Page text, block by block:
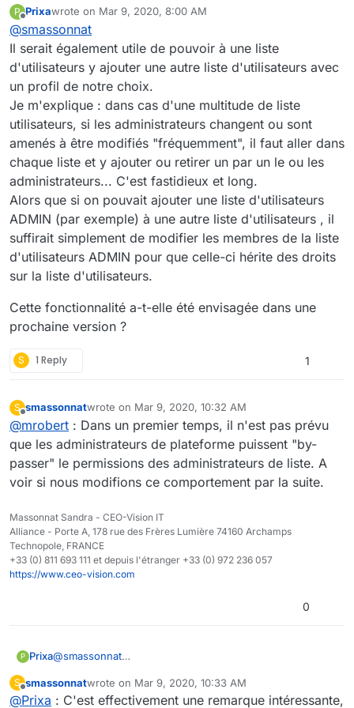
fonctionnalité est prévue pour la version 3.8.
Pour l'aspect fonctionnel :
Il sera impossible de supprimer une liste
d'utilisateur si elle est membre d'au moins un
espace. Il faudra alors la retirer de l'espace en
question avant de pouvoir la supprimer.
Nous avons également une réflexion en interne
sur la nécessité (ou pas) de proposer aux
administrateurs de plateforme la possibilité de
restaurer des listes d'utilisateurs supprimées.
L'objectif serait d'anticiper les éventuelles erreurs,
malgré la mise en place d'une popup de demande
de confirmation.
Cela aura un impact sur la façon dont sera géré le
mécanisme de suppression.
Si tu as un avis/retour du terrain sur le sujet,
n'hésite pas à nous en faire part.
Bonne journée.
P Prixawrote on Mar 9, 2020, 8:00 AM
last edited by
@smassonnat
Il serait également utile de pouvoir à une liste
d'utilisateurs y ajouter une autre liste d'utilisateurs avec
un profil de notre choix.
Je m'explique : dans cas d'une multitude de liste
utilisateurs, si les administrateurs changent ou sont
amenés à être modifiés "fréquemment", il faut aller dans
chaque liste et y ajouter ou retirer un par un le ou les
administrateurs... C'est fastidieux et long.
Alors que si on pouvait ajouter une liste d'utilisateurs
ADMIN (par exemple) à une autre liste d'utilisateurs , il
suffirait simplement de modifier les membres de la liste
d'utilisateurs ADMIN pour que celle-ci hérite des droits
sur la liste d'utilisateurs.
Cette fonctionnalité a-t-elle été envisagée dans une
prochaine version ?
S 1 Reply 1
S
Offline
smassonnatwrote on Mar 9, 2020, 10:32 AM
last edited by
@mrobert : Dans un premier temps, il n'est pas prévu
que les administrateurs de plateforme puissent "by-
passer" le permissions des administrateurs de liste. A
voir si nous modifions ce comportement par la suite.
Massonnat Sandra - CEO-Vision IT
Alliance - Porte A, 178 rue des Frères Lumière 74160 Archamps
Technopole, FRANCE
+33 (0) 811 693 111 et depuis l'étranger +33 (0) 972 236 057
https://www.ceo-vision.com
0
P Prixa@smassonnat
d'utilisateurs y ajouter une autre liste d'utilisateurs avec
un profil de notre choix.
Cette fonctionnalité a-t-elle été envisagée dans une
prochaine version ?
S
Offline
smassonnatwrote on Mar 9, 2020, 10:33 AM
last edited by
@Prixa : C'est effectivement une remarque intéressante,